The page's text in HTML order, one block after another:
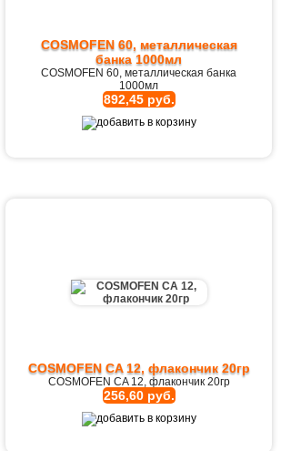
COSMOFEN 60, металлическая
банка 1000мл
COSMOFEN 60, металлическая банка
1000мл
892,45 руб.
COSMOFEN CA 12, флакончик 20гр
COSMOFEN CA 12, флакончик 20гр
256,60 руб.